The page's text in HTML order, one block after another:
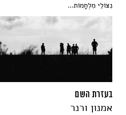
נִצּוֹלֵי מִלְחָמוֹת...
בעזרת השם
אמנון ורנר